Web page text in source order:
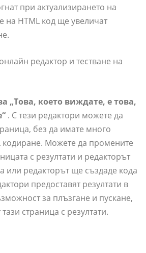
при актуализирането на
на HTML код ще увеличат
„Това, което виждате, е това,
. С тези редактори можете да
без да имате много
кодиране. Можете да промените
с резултати и редакторът
или редакторът ще създаде кода
предоставят резултати в
за плъзгане и пускане,
страница с резултати.